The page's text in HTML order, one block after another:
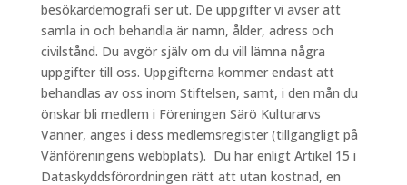
besökardemografi ser ut. De uppgifter vi avser att
samla in och behandla är namn, ålder, adress och
civilstånd. Du avgör själv om du vill lämna några
uppgifter till oss. Uppgifterna kommer endast att
behandlas av oss inom Stiftelsen, samt, i den mån du
önskar bli medlem i Föreningen Särö Kulturarvs
Vänner, anges i dess medlemsregister (tillgängligt på
Vänföreningens webbplats). Du har enligt Artikel 15 i
Dataskyddsförordningen rätt att utan kostnad, en